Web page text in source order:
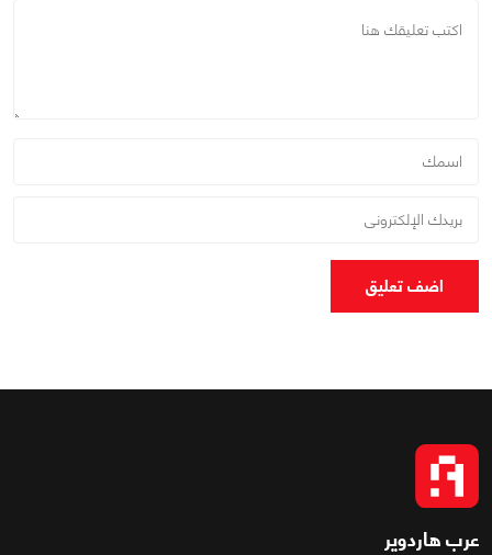
اضف تعليق
عرب هاردوير